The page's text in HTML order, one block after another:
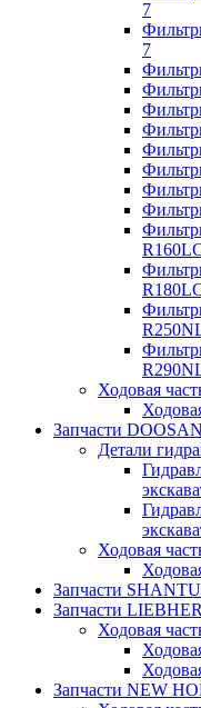
7
7
Ходовая
Запчасти DOOSAN
Детали
Ходовая
Запчасти
Запчасти
Ходовая
Запчасти NEW